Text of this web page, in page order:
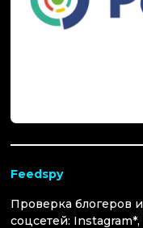
Feedspy
Проверка блогеров
соцсетей: